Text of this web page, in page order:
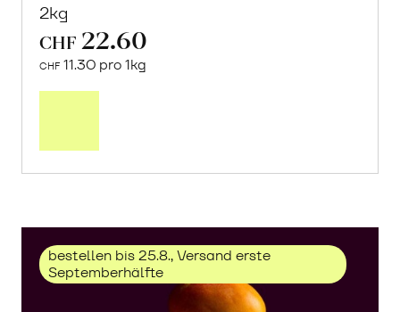
2kg
CHF 22.60
CHF 11.30 pro 1kg
erfahren
bestellen bis 25.8., Versand erste
Septemberhälfte